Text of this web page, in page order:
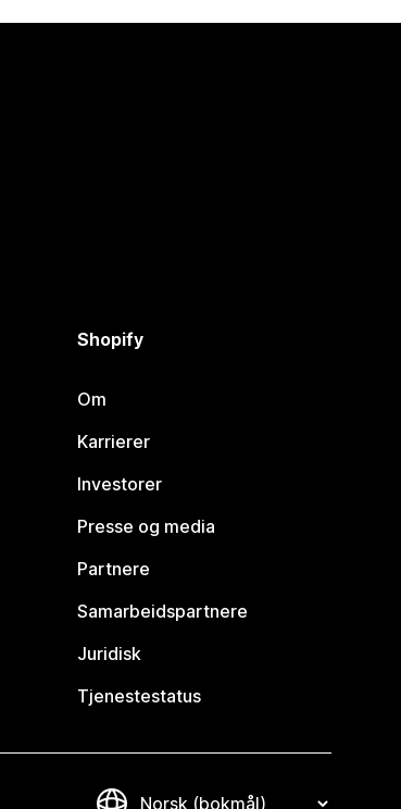
Shopify
Om
Karrierer
Investorer
Presse og media
Partnere
Samarbeidspartnere
Juridisk
Tjenestestatus